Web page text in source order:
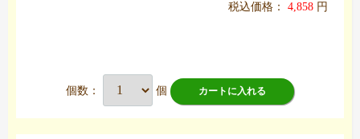
税込価格： 4,858 円
個数： 個 カートに入れる